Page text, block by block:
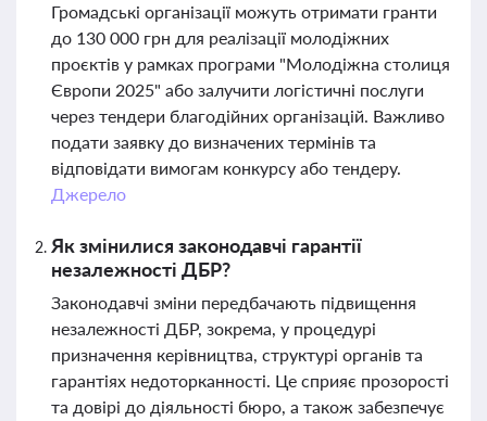
Громадські організації можуть отримати гранти
до 130 000 грн для реалізації молодіжних
проєктів у рамках програми "Молодіжна столиця
Європи 2025" або залучити логістичні послуги
через тендери благодійних організацій. Важливо
подати заявку до визначених термінів та
відповідати вимогам конкурсу або тендеру.
Джерело
Як змінилися законодавчі гарантії
незалежності ДБР?
Законодавчі зміни передбачають підвищення
незалежності ДБР, зокрема, у процедурі
призначення керівництва, структурі органів та
гарантіях недоторканності. Це сприяє прозорості
та довірі до діяльності бюро, а також забезпечує